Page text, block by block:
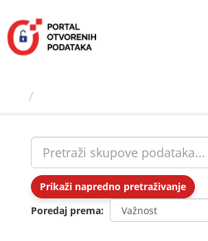
sadržaj
Prikaži napredno pretraživanje
Poredaj prema